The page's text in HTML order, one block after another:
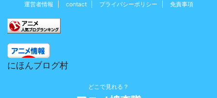
運営者情報 contact プライバシーポリシー 免責事項
にほんブログ村
どこで見れる？